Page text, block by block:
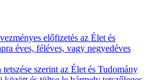
előfizetés az Élet és
éves, féléves, vagy negyedéves
tetszése szerint az Élet és Tudomány